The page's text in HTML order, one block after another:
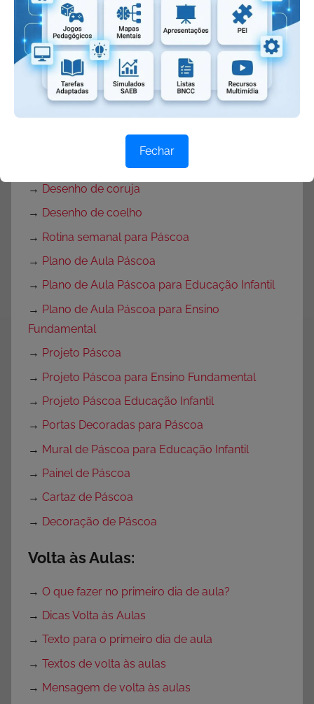
→ Atividades de Páscoa Educação Infantil
→Atividades de Páscoa para Ensino
Fundamental
Atividades de Páscoa 1 ano
→Atividades de Produção de Texto para Páscoa
Atividades de Interpretação de Texto Páscoa
Desenhos de Ovelhas
→ Desenho de coruja
→ Desenho de coelho
→ Rotina semanal para Páscoa
→ Plano de Aula Páscoa
→ Plano de Aula Páscoa para Educação Infantil
→ Plano de Aula Páscoa para Ensino
Fundamental
→ Projeto Páscoa
→ Projeto Páscoa para Ensino Fundamental
→ Projeto Páscoa Educação Infantil
→ Portas Decoradas para Páscoa
→ Mural de Páscoa para Educação Infantil
→ Painel de Páscoa
→ Cartaz de Páscoa
→ Decoração de Páscoa
Volta às Aulas:
→ O que fazer no primeiro dia de aula?
→ Dicas Volta às Aulas
→ Texto para o primeiro dia de aula
→ Textos de volta às aulas
→ Mensagem de volta às aulas
Fechar